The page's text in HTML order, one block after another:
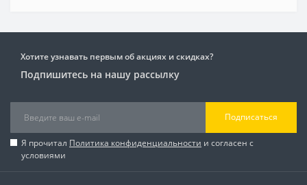
Хотите узнавать первым об акциях и скидках?
Подпишитесь на нашу рассылку
Подписаться
Я прочитал Политика конфиденциальности и согласен с
условиями